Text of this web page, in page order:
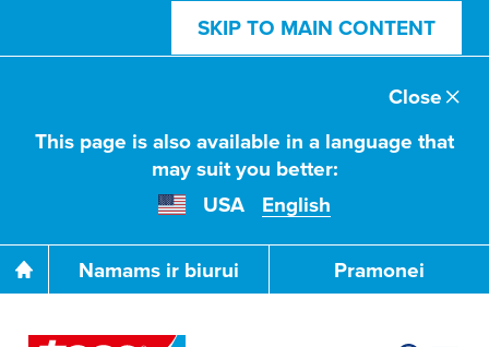
SKIP TO MAIN CONTENT
This page is also available in a language that
may suit you better:
USA
English
Close
Namams ir biurui Pramonei